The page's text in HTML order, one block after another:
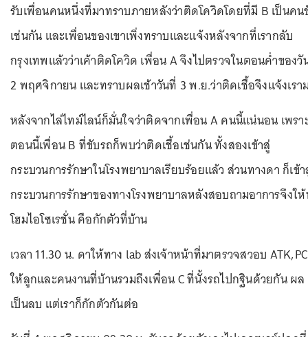
รับเพื่อนคนหนึ่งที่มาทราบภายหลังว่าติดโควิดโดยที่มี B เป็นคน
เช่นกัน และเพื่อนของเขาเพิ่งทราบและแจ้งหลังจากที่เรากลับ
กรุงเทพแล้วว่าเค้าติดโควิด เพื่อน A จึงไปตรวจในตอนค่ำของ
2 พฤศจิกายน และทราบผลเช้าวันที่ 3 พ.ย.ว่าติดเชื้อจึงแจ้งเรา
หลังจากไล่ไทม์ไลน์ก็มั่นใจว่าติดจากเพื่อน A คนนี้แน่นอน เพรา
ตอนนี้เพื่อน B ที่ขับรถก็พบว่าติดเชื้อเช่นกัน ทั้งสองเข้าสู่
กระบวนการรักษาในโรงพยาบาลเรียบร้อยแล้ว ส่วนทางดา ก็เข้
กระบวนการรักษาของทางโรงพยาบาลหลังสอบถามอาการจึงใ
โฮมไอโซเรชั่น คือกักตัวที่บ้าน
เวลา 11.30 น. ดาให้ทาง lab ส่งเจ้าหน้าที่มาตรวจสวอบ
ให้ลูกและคนงานที่บ้านรวมถึงเพื่อน C ที่นั้งรถไปกฐินด้วยกัน ผล
เป็นลบ แต่เราก็กักตัวกันต่อ